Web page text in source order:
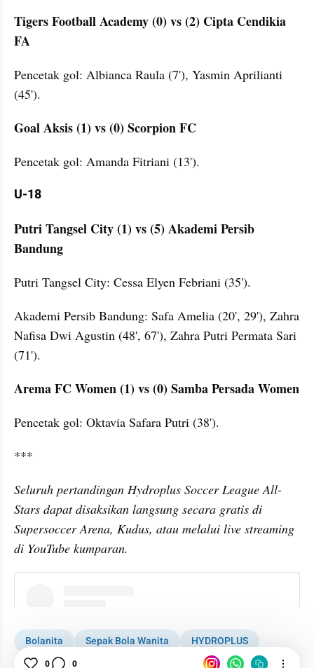
Tigers Football Academy (0) vs (2) Cipta Cendikia
FA
Pencetak gol: Albianca Raula (7'), Yasmin Aprilianti
(45').
Goal Aksis (1) vs (0) Scorpion FC
Pencetak gol: Amanda Fitriani (13').
U-18
Putri Tangsel City (1) vs (5) Akademi Persib
Bandung
Putri Tangsel City: Cessa Elyen Febriani (35').
Akademi Persib Bandung: Safa Amelia (20', 29'), Zahra
Nafisa Dwi Agustin (48', 67'), Zahra Putri Permata Sari
(71').
Arema FC Women (1) vs (0) Samba Persada Women
Pencetak gol: Oktavia Safara Putri (38').
***
Seluruh pertandingan Hydroplus Soccer League All-
Stars dapat disaksikan langsung secara gratis di
Supersoccer Arena, Kudus, atau melalui live streaming
di YouTube kumparan.
Bolanita Sepak Bola Wanita
HYDROPLUS
HYDROPLUS Soccer League
Djarum Foundation
0 0